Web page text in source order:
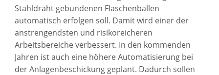
Stahldraht gebundenen Flaschenballen
automatisch erfolgen soll. Damit wird einer der
anstrengendsten und risikoreicheren
Arbeitsbereiche verbessert. In den kommenden
Jahren ist auch eine höhere Automatisierung bei
der Anlagenbeschickung geplant. Dadurch sollen